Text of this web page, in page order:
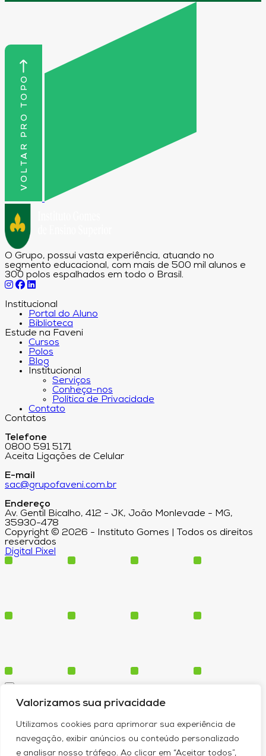
Valorizamos sua privacidade
Utilizamos cookies para aprimorar sua experiência de
navegação, exibir anúncios ou conteúdo personalizado
e analisar nosso tráfego. Ao clicar em “Aceitar todos”,
VOLTAR PRO TOPO
O Grupo, possui vasta experiência, atuando no
segmento educacional, com mais de 500 mil alunos e
300 polos espalhados em todo o Brasil.
Institucional
Portal do Aluno
Biblioteca
Estude na Faveni
Cursos
Polos
Blog
Institucional
Serviços
Conheça-nos
Política de Privacidade
Contato
Contatos
Telefone
0800 591 5171
Aceita Ligações de Celular
E-mail
sac@grupofaveni.com.br
Endereço
Av. Gentil Bicalho, 412 - JK, João Monlevade - MG,
35930-478
Copyright © 2026 - Instituto Gomes | Todos os direitos
reservados
Digital Pixel
Cursos
Blog